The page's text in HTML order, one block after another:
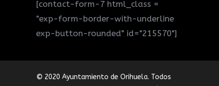
[contact-form-7 html_class =
"exp-form-border-with-underline
exp-button-rounded" id="215570"]
© 2020 Ayuntamiento de Orihuela. Todos